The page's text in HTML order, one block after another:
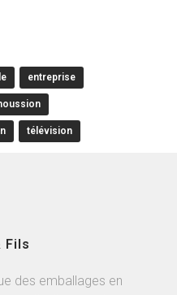
entreprise
télévision
Fils
des emballages en